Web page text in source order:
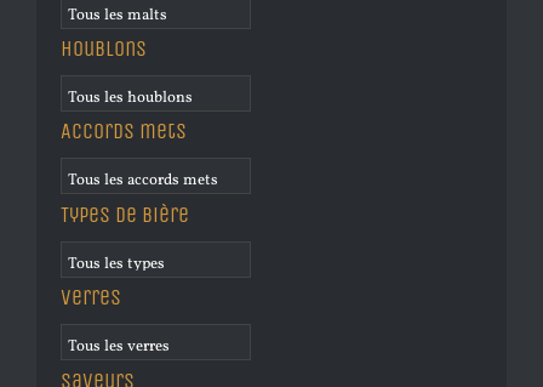
Houblons
Accords mets
Types de bière
Verres
Saveurs